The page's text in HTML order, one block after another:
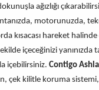
ağızlığı
motorunuzda,
kısacası hareket
içeceğinizi yanınızda
içebilirsiniz. Contigo
çek kilitle koruma